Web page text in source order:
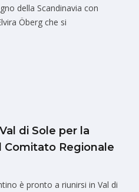
della Scandinavia con
Öberg che si
di Sole per la
Comitato Regionale
è pronto a riunirsi in Val di